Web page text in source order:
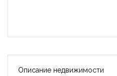
Описание недвижимости